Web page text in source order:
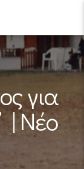
για
| Νέο